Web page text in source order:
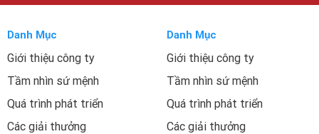
Danh Mục
Giới thiệu công ty
Tầm nhìn sứ mệnh
Quá trình phát triển
Các giải thưởng
Danh Mục
Giới thiệu công ty
Tầm nhìn sứ mệnh
Quá trình phát triển
Các giải thưởng